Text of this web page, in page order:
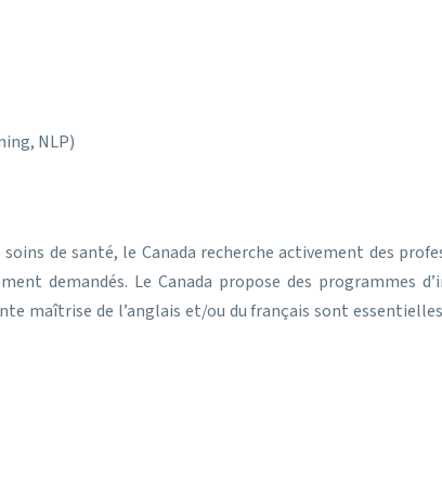
NLP)
de santé, le Canada recherche activement des
demandés. Le Canada propose des programmes
maîtrise de l’anglais et/ou du français sont